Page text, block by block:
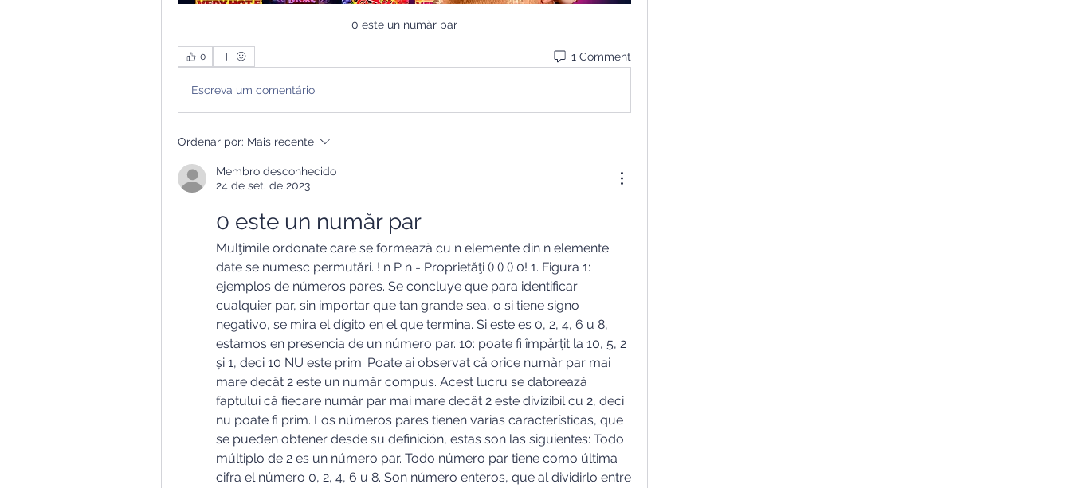
0 este un număr par
0 1 Comment
Escreva um comentário
Ordenar por: Mais recente
Membro desconhecido
24 de set. de 2023
0 este un număr par
Mulţimile ordonate care se formează cu n elemente din n elemente
date se numesc permutări. ! n P n = Proprietăţi () () () 0! 1. Figura 1:
ejemplos de números pares. Se concluye que para identificar
cualquier par, sin importar que tan grande sea, o si tiene signo
negativo, se mira el dígito en el que termina. Si este es 0, 2, 4, 6 u 8,
estamos en presencia de un número par. 10: poate fi împărțit la 10, 5, 2
și 1, deci 10 NU este prim. Poate ai observat că orice număr par mai
mare decât 2 este un număr compus. Acest lucru se datorează
faptului că fiecare număr par mai mare decât 2 este divizibil cu 2, deci
nu poate fi prim. Los números pares tienen varias características, que
se pueden obtener desde su definición, estas son las siguientes: Todo
múltiplo de 2 es un número par. Todo número par tiene como última
cifra el número 0, 2, 4, 6 u 8. Son número enteros, que al dividirlo entre